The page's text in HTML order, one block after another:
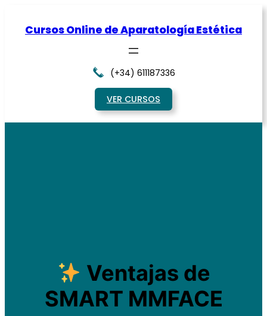
Cursos Online de Aparatología Estética
(+34) 611187336
VER CURSOS
Ventajas de
SMART MMFACE